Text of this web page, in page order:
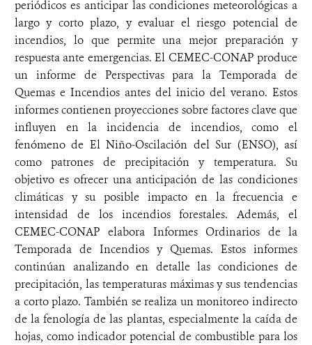
periódicos es anticipar las condiciones meteorológicas a
largo y corto plazo, y evaluar el riesgo potencial de
incendios, lo que permite una mejor preparación y
respuesta ante emergencias. El CEMEC-CONAP produce
un informe de Perspectivas para la Temporada de
Quemas e Incendios antes del inicio del verano. Estos
informes contienen proyecciones sobre factores clave que
influyen en la incidencia de incendios, como el
fenómeno de El Niño-Oscilación del Sur (ENSO), así
como patrones de precipitación y temperatura. Su
objetivo es ofrecer una anticipación de las condiciones
climáticas y su posible impacto en la frecuencia e
intensidad de los incendios forestales. Además, el
CEMEC-CONAP elabora Informes Ordinarios de la
Temporada de Incendios y Quemas. Estos informes
continúan analizando en detalle las condiciones de
precipitación, las temperaturas máximas y sus tendencias
a corto plazo. También se realiza un monitoreo indirecto
de la fenología de las plantas, especialmente la caída de
hojas, como indicador potencial de combustible para los